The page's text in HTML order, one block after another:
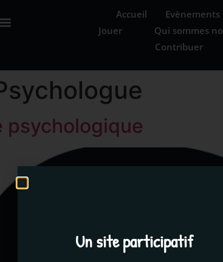
Accueil Evènements
Jouer
Qui sommes
Contribuer
psychologique
Un site participatif